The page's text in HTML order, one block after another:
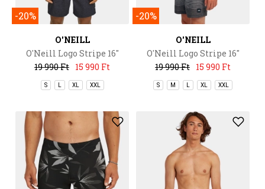
-20%
O'NEILL
O'Neill Logo Stripe 16''
Swimshorts
19 990 Ft 15 990 Ft
S L XL XXL
-20%
O'NEILL
O'Neill Logo Stripe 16''
Swimshorts
19 990 Ft 15 990 Ft
S M L XL XXL